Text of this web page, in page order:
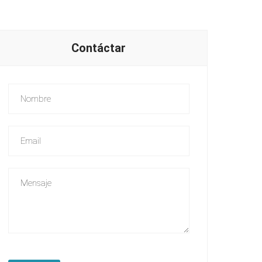
Contáctar